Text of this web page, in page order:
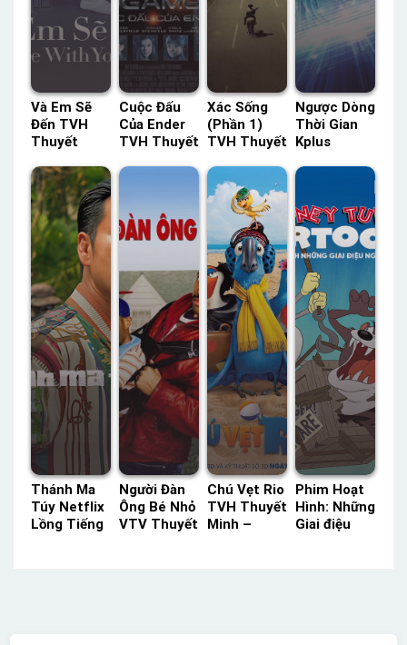
Và Em Sẽ
Đến TVH
Thuyết
Status: HD
Thuyết
Minh
Cuộc Đấu
Của Ender
TVH Thuyết
Status: HD
Minh
Xác Sống
(Phần 1)
TVH Thuyết
Status: 06 /
06 Thuyết
Minh
Ngược Dòng
Thời Gian
Kplus
Minh –
Thuyết
Minh
Thánh Ma
Túy Netflix
Lồng Tiếng
Người Đàn
Ông Bé Nhỏ
VTV Thuyết
Chú Vẹt Rio
TVH Thuyết
Minh –
Phim Hoạt
Hình: Những
Giai điệu